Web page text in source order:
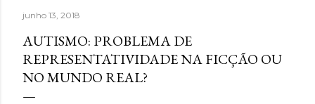
ansiedade. Estaria mentindo se dissesse que estava
completamente livre do risco de recaída, ninguém estava,
mas estava feliz pelo dia finalmente ter chegado. Então,
respirava com mais tranquilidade e mesmo nos dias de
ansiedade, aprendera que o cigarro não era a resposta.
Pelo contrário, que criava mais problemas. Um ano
junho 13, 2018
AUTISMO: PROBLEMA DE
REPRESENTATIVIDADE NA FICÇÃO OU
NO MUNDO REAL?